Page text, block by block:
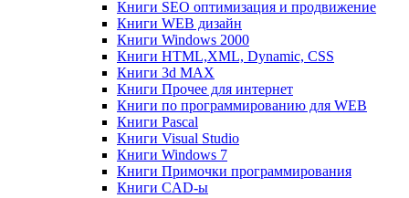
Книги SEO оптимизация и продвижение
Книги WEB дизайн
Книги Windows 2000
Книги HTML,XML, Dynamic, CSS
Книги 3d MAX
Книги Прочее для интернет
Книги по программированию для WEB
Книги Pascal
Книги Visual Studio
Книги Windows 7
Книги Примочки программирования
Книги CAD-ы